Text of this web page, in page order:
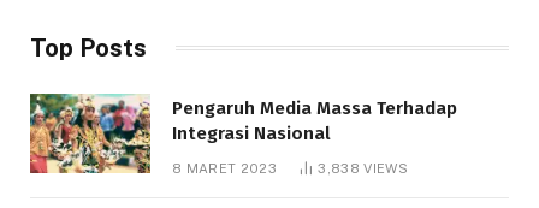
Top Posts
Pengaruh Media Massa Terhadap
Integrasi Nasional
8 MARET 2023 3,838VIEWS